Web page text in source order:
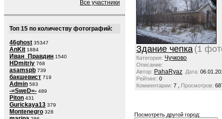
Все участники
Топ 15 по количеству фотографий:
46ghost 35347
AnKit 1884
Иван_Правдин 1540
HDmitriy 768
asamspb 739
бакшевист 719
Admin 583
-=SweD=- 489
Piton 431
Gurickaya13 379
Montenegro 328
Здание чепка (1
Категория: Чучково
Описание:
Автор: PahaRyaz Дата:
Рейтинг: 0
Комментарии: 7 , Просмотров:
Посмотреть другой город: